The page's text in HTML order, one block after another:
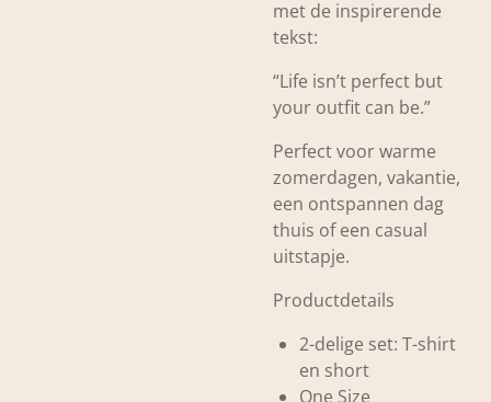
met de inspirerende
tekst:
“Life isn’t perfect but
your outfit can be.”
Perfect voor warme
zomerdagen, vakantie,
een ontspannen dag
thuis of een casual
uitstapje.
Productdetails
2-delige set: T-shirt
en short
One Size